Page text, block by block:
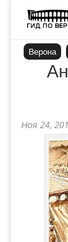
Верона
Ноя 24,